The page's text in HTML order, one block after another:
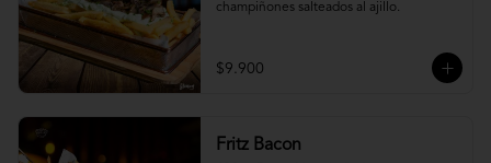
champiñones salteados al ajillo.
$9.900
Fritz Bacon